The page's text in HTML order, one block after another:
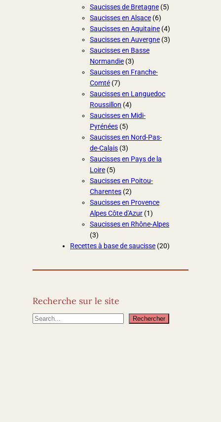
Saucisses de Bretagne (5)
Saucisses en Alsace (6)
Saucisses en Aquitaine (4)
Saucisses en Auvergne (3)
Saucisses en Basse
Normandie (3)
Saucisses en Franche-
Comté (7)
Saucisses en Languedoc
Roussillon (4)
Saucisses en Midi-
Pyrénées (5)
Saucisses en Nord-Pas-
de-Calais (3)
Saucisses en Pays de la
Loire (5)
Saucisses en Poitou-
Charentes (2)
Saucisses en Provence
Alpes Côte d'Azur (1)
Saucisses en Rhône-Alpes
(3)
Recettes à base de saucisse (20)
Recherche sur le site
R
Rechercher